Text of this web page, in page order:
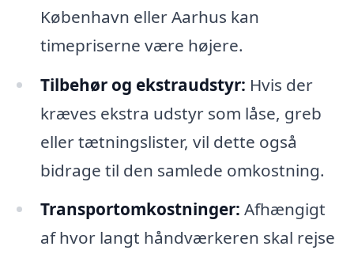
København eller Aarhus kan
timepriserne være højere.
Tilbehør og ekstraudstyr: Hvis der
kræves ekstra udstyr som låse, greb
eller tætningslister, vil dette også
bidrage til den samlede omkostning.
Transportomkostninger: Afhængigt
af hvor langt håndværkeren skal rejse